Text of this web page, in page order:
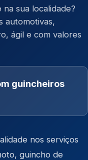
sua localidade?
automotivas,
ágil e com valores
guincheiros
nos serviços
, guincho de